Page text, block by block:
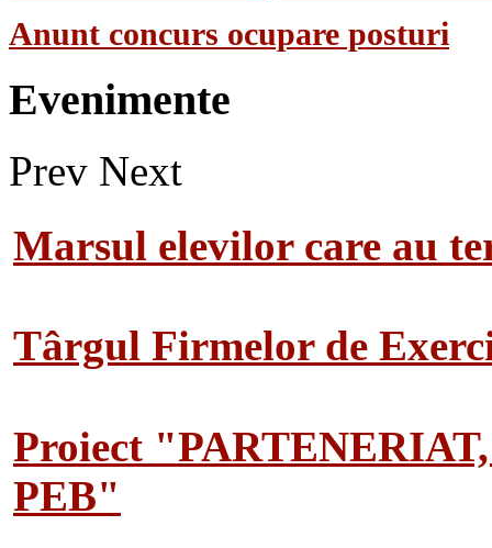
Anunt concurs ocupare posturi
Evenimente
Prev Next
Marsul elevilor care au
Târgul Firmelor de
Proiect
PEB"